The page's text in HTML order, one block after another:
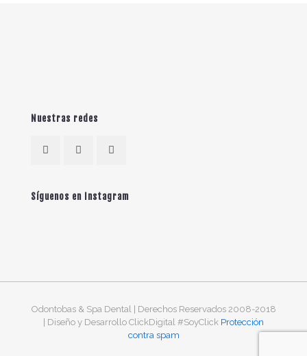
Nuestras redes
Síguenos en Instagram
Odontobas & Spa Dental | Derechos Reservados 2008-2018
| Diseño y Desarrollo ClickDigital #SoyClick Protección
contra spam